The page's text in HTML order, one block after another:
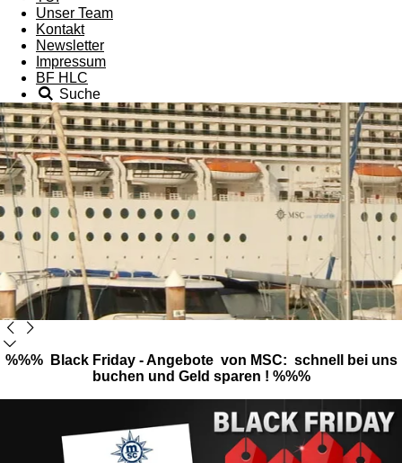
Unser Team
Kontakt
Newsletter
Impressum
BF HLC
Suche
%%% Black Friday - Angebote von MSC: schnell bei uns
buchen und Geld sparen ! %%%